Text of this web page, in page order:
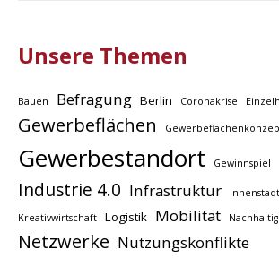
Unsere Themen
Bauen Befragung Berlin Coronakrise
Gewerbeflächen
Gewerbestandort Gewinnspiel
Industrie 4.0 Infrastruktur Innenstadt
Kreativwirtschaft
Logistik Mobilität
Netzwerke Nutzungskonflikte